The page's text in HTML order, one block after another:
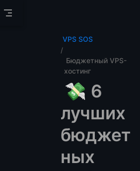
VPS SOS
Бюджетный VPS-
хостинг
💸 6
лучших
бюджет
ных